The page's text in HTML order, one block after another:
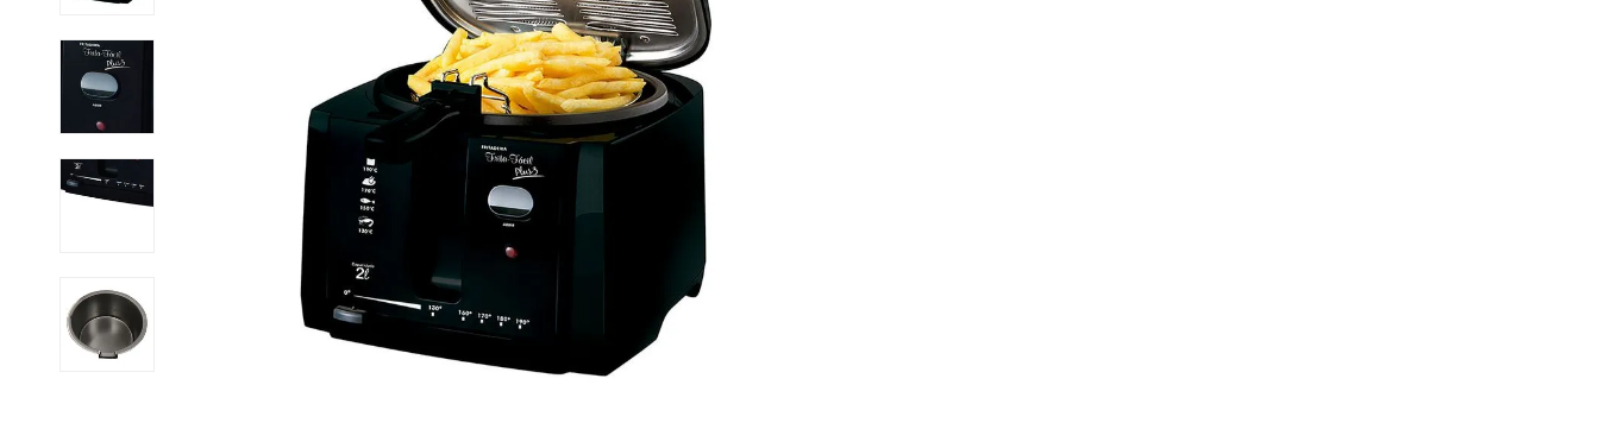
liquidificador
forno
10 ventilador